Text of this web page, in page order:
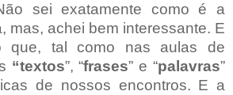
sei exatamente como é a
mas, achei bem interessante. E
que, tal como nas aulas de
“textos”, “frases” e “palavras”
de nossos encontros. E a